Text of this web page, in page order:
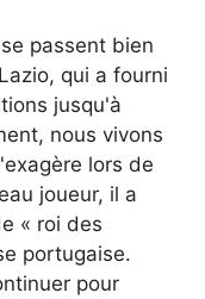
passent bien
qui a fourni
jusqu'à
nous vivons
lors de
joueur, il a
« roi des
portugaise.
pour